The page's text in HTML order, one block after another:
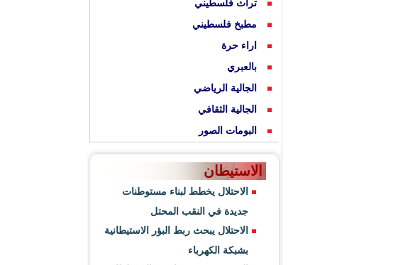
تراث فلسطيني
مطبخ فلسطيني
اراء حرة
بالعبري
الجالية الرياضي
الجالية الثقافي
البومات الصور
الاستيطان
الاحتلال يخطط لبناء مستوطنات
جديدة في النقب المحتل
الاحتلال يبحث ربط البؤر الاستيطانية
بشبكة الكهرباء